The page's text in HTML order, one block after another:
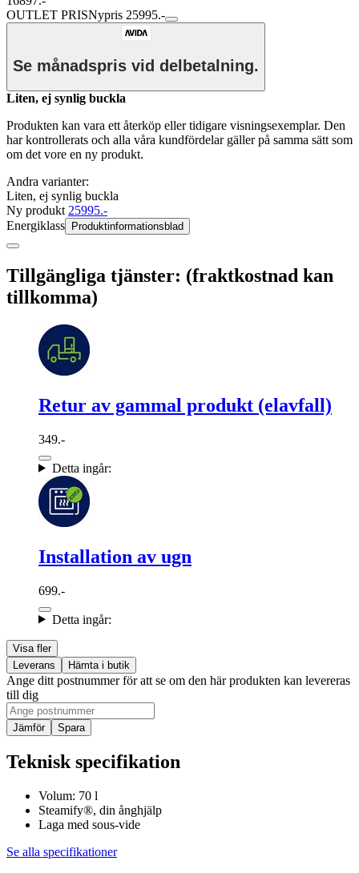
OUTLET PRISNypris 25995.-
Se månadspris vid delbetalning.
Liten, ej synlig buckla
Produkten kan vara ett återköp eller tidigare visningsexemplar. Den
har kontrollerats och alla våra kundfördelar gäller på samma sätt som
om det vore en ny produkt.
Andra varianter:
Liten, ej synlig buckla
Ny produkt 25995.-
Energiklass
Produktinformationsblad
Tillgängliga tjänster: (fraktkostnad kan
tillkomma)
Retur av gammal produkt (elavfall)
349.-
Detta ingår:
Installation av ugn
699.-
Detta ingår:
Visa fler
Leverans
Hämta i butik
Ange ditt postnummer för att se om den här produkten kan levereras
till dig
Jämför Spara
Teknisk specifikation
Volum: 70 l
Steamify®, din ånghjälp
Laga med sous-vide
Se alla specifikationer